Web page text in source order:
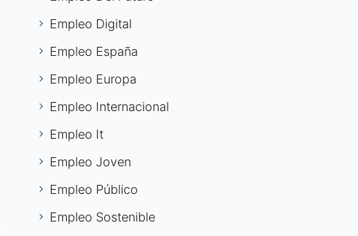
Empleo Digital
Empleo España
Empleo Europa
Empleo Internacional
Empleo It
Empleo Joven
Empleo Público
Empleo Sostenible